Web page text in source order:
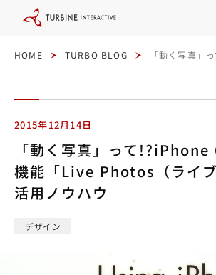
HOME TURBO BLOG 「動く写真」
2015年12月14日
「動く写真」って!?iPhone
機能「Live Photos（ライブ
活用ノウハウ
デザイン